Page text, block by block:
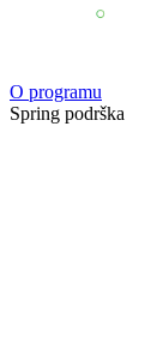
O programu
Spring podrška